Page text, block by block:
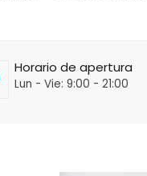
Horario de apertura
Lun - Vie: 9:00 - 21:00